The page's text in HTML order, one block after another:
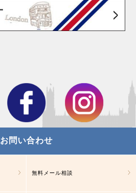
お問い合わせ
無料メール相談